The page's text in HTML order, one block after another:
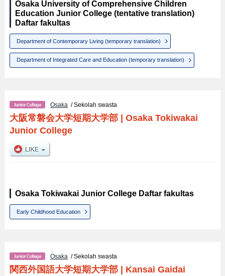
Osaka University of Comprehensive Children
Education Junior College (tentative translation)
Daftar fakultas
Department of Contemporary Living (temporary translation)
Department of Integrated Care and Education (temporary translation)
Osaka / Sekolah swasta
大阪常磐会大学短期大学部| Osaka Tokiwakai
Junior College
Osaka Tokiwakai Junior College Daftar fakultas
Early Childhood Education
Osaka/ Sekolah swasta
関西外国語大学短期大学部| Kansai Gaidai